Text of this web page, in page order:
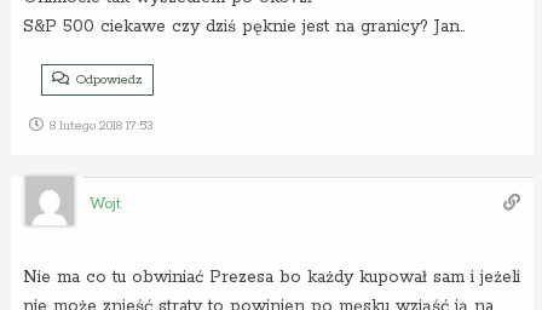
S&P 500 ciekawe czy dziś pęknie jest na granicy? Jan..
Odpowiedz
8 lutego 2018 17:53
Wojt
Nie ma co tu obwiniać Prezesa bo każdy kupował sam i jeżeli